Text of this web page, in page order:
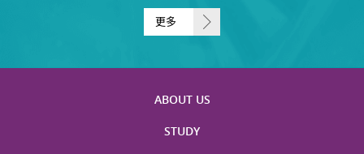
更多
ABOUT US
STUDY